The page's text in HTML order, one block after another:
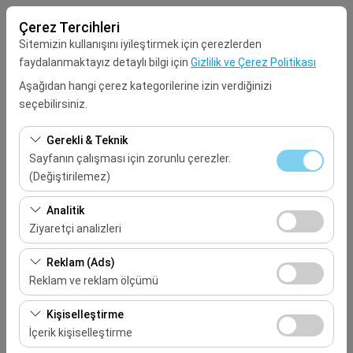
Çerez Tercihleri
Sitemizin kullanışını iyileştirmek için çerezlerden
faydalanmaktayız detaylı bilgi için Gizlilik ve Çerez Politikası
Aşağıdan hangi çerez kategorilerine izin verdiğinizi
seçebilirsiniz.
Gerekli & Teknik
Sayfanın çalışması için zorunlu çerezler.
(Değiştirilemez)
Bu çerezler sitenin doğru şekilde çalışması, güvenlik,
oturum yönetimi ve temel işlevler için gereklidir. Devre
dışı bırakılamaz.
Analitik
Ziyaretçi analizleri
Bu çerezler, sitemizin nasıl kullanıldığını (ziyaretçi sayısı,
en çok ziyaret edilen sayfalar, kullanıcı davranışları)
analiz etmemizi sağlar. Bu veriler, web sitesi
performansını ölçmek ve kullanıcı deneyimini sürekli
iyileştirmek için kullanılır.
Reklam (Ads)
Reklam ve reklam ölçümü
Bu çerezler, size ilgi alanlarınıza uygun kişiselleştirilmiş
reklamlar göstermemize ve reklam kampanyalarımızın
etkinliğini (gösterim sayısı, tıklama oranı) ölçmemize
Kişiselleştirme
İçerik kişiselleştirme
Seçiniz
Alış Tarih & Saat
Bırakış Tarih & Saat